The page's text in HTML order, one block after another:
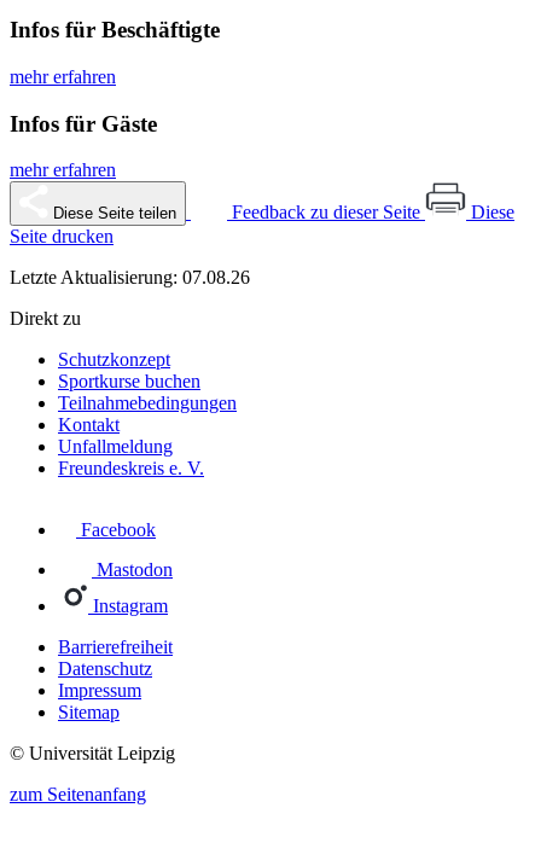
Infos für Beschäftigte
mehr erfahren
Infos für Gäste
mehr erfahren
Diese Seite teilen Feedback zu dieser Seite
Diese
Seite drucken
Letzte Aktualisierung: 07.08.26
Direkt zu
Schutzkonzept
Sportkurse buchen
Teilnahmebedingungen
Kontakt
Unfallmeldung
Freundeskreis e. V.
Facebook
Mastodon
Instagram
Barrierefreiheit
Datenschutz
Impressum
Sitemap
© Universität Leipzig
zum Seitenanfang